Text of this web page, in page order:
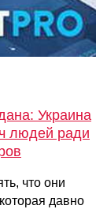
Украина
людей ради
что они
давно